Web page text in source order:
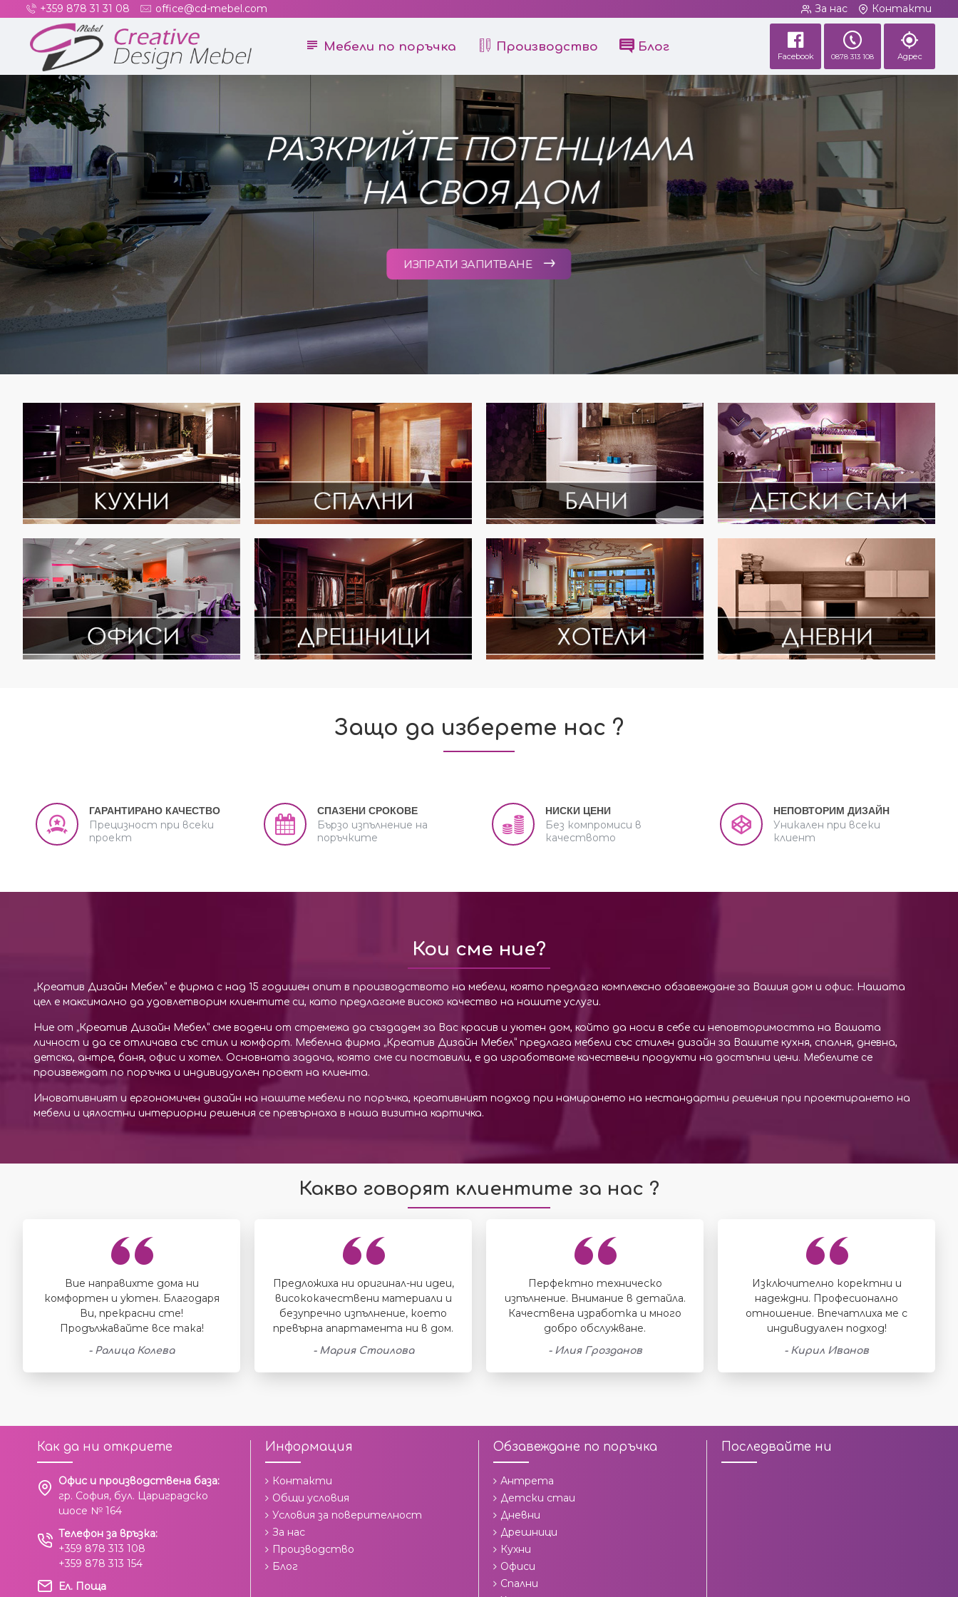
+359 878 31 31 08 office@cd-mebel.com За нас Контакти
Мебели по поръчка Производство Блог
Facebook 0878 313 108 Адрес
ИЗПРАТИ ЗАПИТВАНЕ
РАЗКРИЙТЕ ПОТЕНЦИАЛА
НА СВОЯ ДОМ
Защо да изберете нас ?
ГАРАНТИРАНО КАЧЕСТВО
Прецизност при всеки
проект
СПАЗЕНИ СРОКОВЕ
Бързо изпълнение на
поръчките
НИСКИ ЦЕНИ
Без компромиси в
качеството
НЕПОВТОРИМ ДИЗАЙН
Уникален при всеки
клиент
Кои сме ние?
„Креатив Дизайн Мебел” е фирма с над 15 годишен опит в производството на мебели, която предлага комплексно обзавеждане за Вашия дом и офис. Нашата
цел е максимално да удовлетворим клиентите си, като предлагаме високо качество на нашите услуги.
Ние от „Креатив Дизайн Мебел” сме водени от стремежа да създадем за Вас красив и уютен дом, който да носи в себе си неповторимостта на Вашата
личност и да се отличава със стил и комфорт. Мебелна фирма „Креатив Дизайн Мебел” предлага мебели със стилен дизайн за Вашите кухня, спалня, дневна,
детска, антре, баня, офис и хотел. Основната задача, която сме си поставили, е да изработваме качествени продукти на достъпни цени. Мебелите се
произвеждат по поръчка и индивидуален проект на клиента.
Иновативният и ергономичен дизайн на нашите мебели по поръчка, креативният подход при намирането на нестандартни решения при проектирането на
мебели и цялостни интериорни решения се превърнаха в наша визитна картичка.
Какво говорят клиентите за нас ?
Вие направихте дома ни
комфортен и уютен. Благодаря
Ви, прекрасни сте!
Продължавайте все така!
- Ралица Колева
Предложиха ни оригинал-ни идеи,
висококачествени материали и
безупречно изпълнение, което
превърна апартамента ни в дом.
- Мария Стоилова
Перфектно техническо
изпълнение. Внимание в детайла.
Качествена изработка и много
добро обслужване.
- Илия Грозданов
Изключително коректни и
надеждни. Професионално
отношение. Впечатлиха ме с
индивидуален подход!
- Кирил Иванов
Как да ни откриете
Офис и производствена база:
гр. София, бул. Цариградско
шосе № 164
Телефон за връзка:
+359 878 313 108
+359 878 313 154
Ел. Поща
Информация
Контакти
Общи условия
Условия за поверителност
За нас
Производство
Блог
Обзавеждане по поръчка
Антрета
Детски стаи
Дневни
Дрешници
Кухни
Офиси
Спални
Последвайте ни